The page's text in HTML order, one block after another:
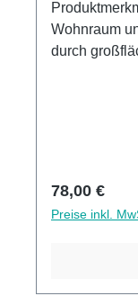
Produktmerkmale:
Wohnraum
durch
Regulärer
78,00 €
Preise inkl.